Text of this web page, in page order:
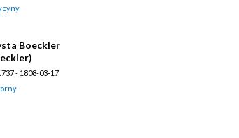
Boeckler
- 1808-03-17